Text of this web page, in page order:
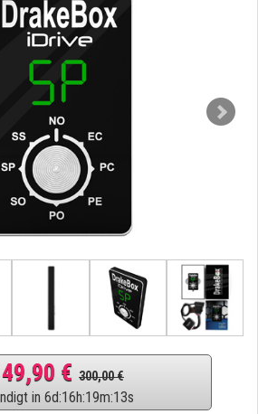
€ 300,00 €
in 6d:16h:19m:13s